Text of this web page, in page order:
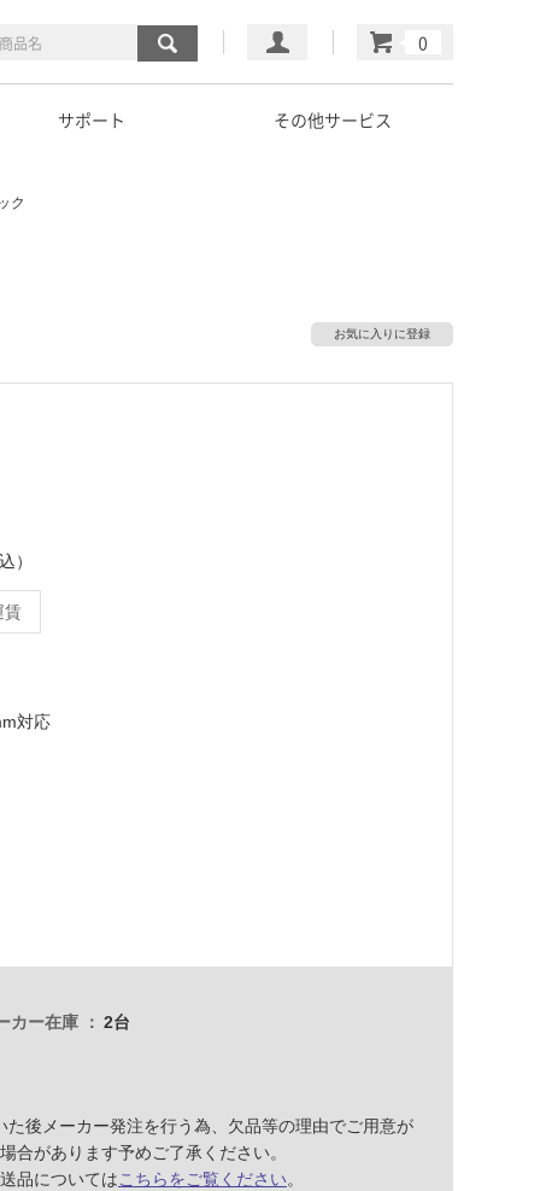
マイページ
カート
サポート その他サービス
ク
お気に入りに登録
）
賃
対応
カー在庫 2台
た後メーカー発注を行う為、欠品等の理由でご用意が
合があります予めご了承ください。
品についてはこちらをご覧ください。